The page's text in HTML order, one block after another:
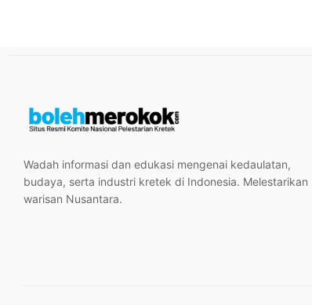
Wadah informasi dan edukasi mengenai kedaulatan,
budaya, serta industri kretek di Indonesia. Melestarikan
warisan Nusantara.